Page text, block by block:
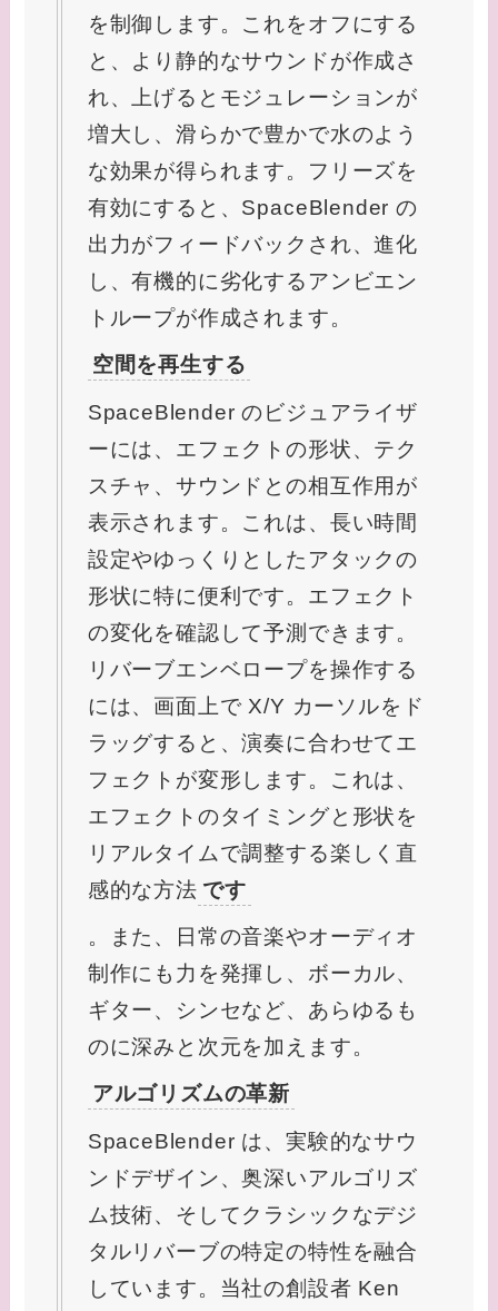
を制御します。これをオフにする
と、より静的なサウンドが作成さ
れ、上げるとモジュレーションが
増大し、滑らかで豊かで水のよう
な効果が得られます。フリーズを
有効にすると、SpaceBlender の
出力がフィードバックされ、進化
し、有機的に劣化するアンビエン
トループが作成されます。
空間を再生する
SpaceBlender のビジュアライザ
ーには、エフェクトの形状、テク
スチャ、サウンドとの相互作用が
表示されます。これは、長い時間
設定やゆっくりとしたアタックの
形状に特に便利です。エフェクト
の変化を確認して予測できます。
リバーブエンベロープを操作する
には、画面上で X/Y カーソルをド
ラッグすると、演奏に合わせてエ
フェクトが変形します。これは、
エフェクトのタイミングと形状を
リアルタイムで調整する楽しく直
感的な方法 です
。また、日常の音楽やオーディオ
制作にも力を発揮し、ボーカル、
ギター、シンセなど、あらゆるも
のに深みと次元を加えます。
アルゴリズムの革新
SpaceBlender は、実験的なサウ
ンドデザイン、奥深いアルゴリズ
ム技術、そしてクラシックなデジ
タルリバーブの特定の特性を融合
しています。当社の創設者 Ken